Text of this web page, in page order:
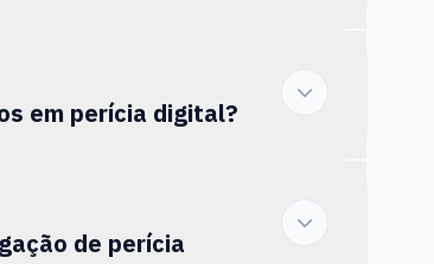
em perícia digital?
de perícia